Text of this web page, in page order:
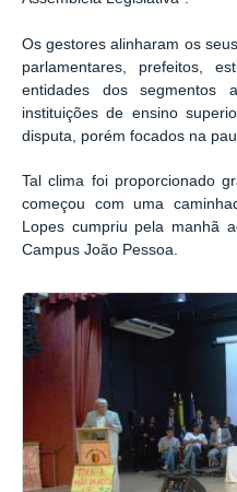
Os gestores alinharam os
parlamentares, prefeitos,
entidades dos segmentos
instituições de ensino
disputa, porém focados na
Tal clima foi proporcionado
começou com uma
Lopes cumpriu pela manhã
Campus João Pessoa.